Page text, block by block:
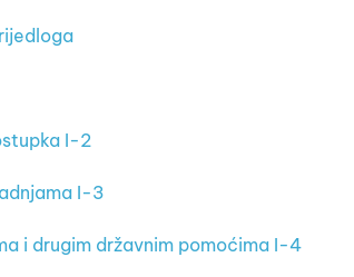
I-2
I-3
i drugim državnim pomoćima I-4